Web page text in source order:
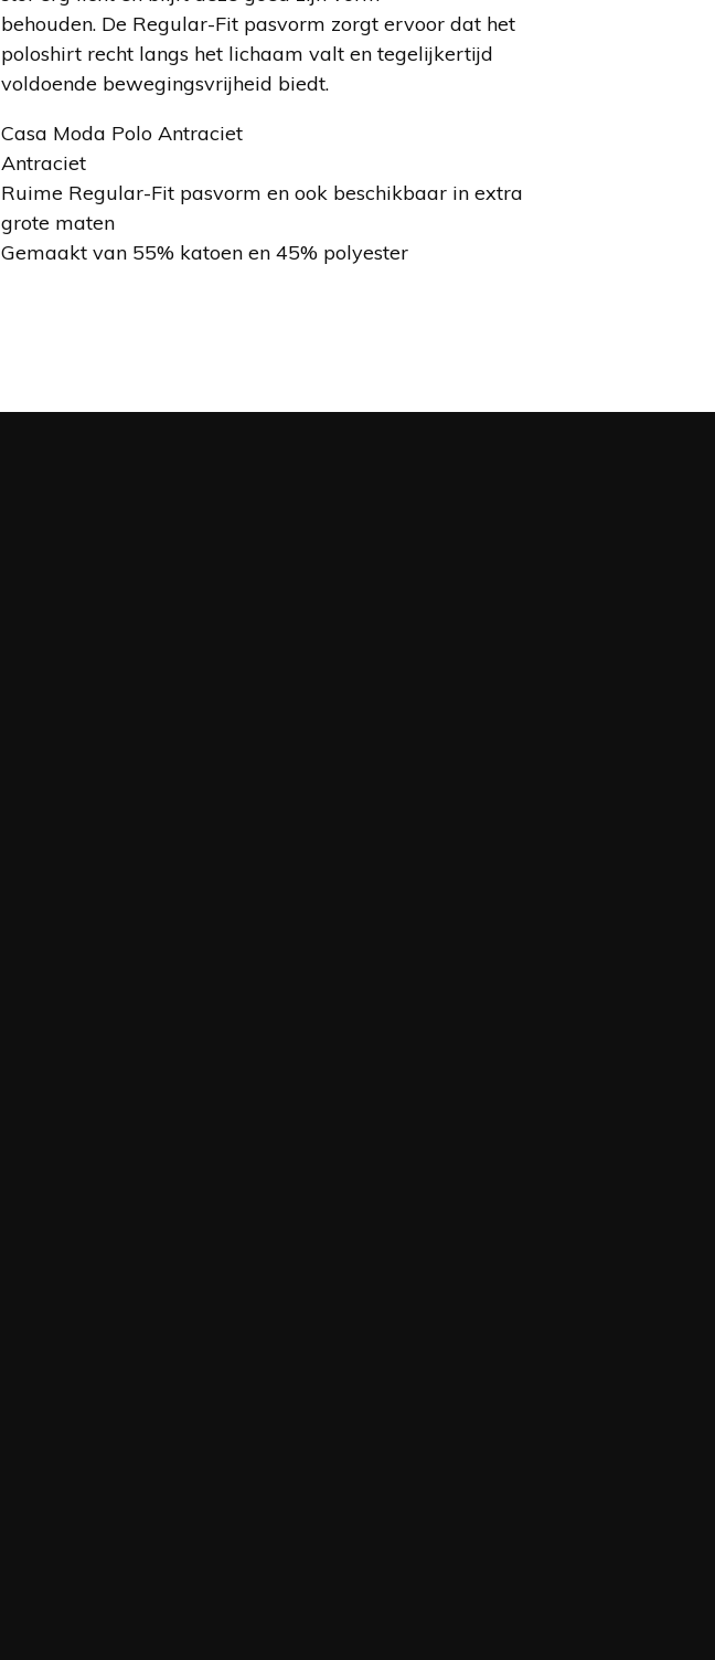
behouden. De Regular-Fit pasvorm zorgt ervoor dat het
poloshirt recht langs het lichaam valt en tegelijkertijd
voldoende bewegingsvrijheid biedt.
Casa Moda Polo Antraciet
Antraciet
Ruime Regular-Fit pasvorm en ook beschikbaar in extra
grote maten
Gemaakt van 55% katoen en 45% polyester